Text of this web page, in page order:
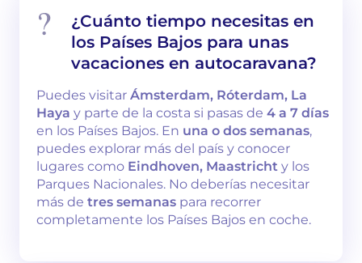
¿Cuánto tiempo necesitas en
los Países Bajos para unas
vacaciones en autocaravana?
Puedes visitar Ámsterdam, Róterdam, La
Haya y parte de la costa si pasas de 4 a 7 días
en los Países Bajos. En una o dos semanas,
puedes explorar más del país y conocer
lugares como Eindhoven, Maastricht y los
Parques Nacionales. No deberías necesitar
más de tres semanas para recorrer
completamente los Países Bajos en coche.